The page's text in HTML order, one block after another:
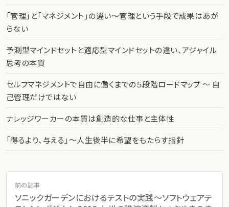
「管理」と「マネジメント」の違い〜管理という手段で成果はあが
らない
予測型マインドセットと適応型マインドセットの違い、アジャイル
思考の本質
セルフマネジメントで自由に働くまでの５段階ロードマップ 〜 自
己管理だけではない
ナレッジワーカーの本質は創造的な仕事と主体性
「得るより、与える」〜人生後半に希望をもたらす指針
前の記事
ソニックガーデンにおけるテストの実践〜ソフトウェアテ